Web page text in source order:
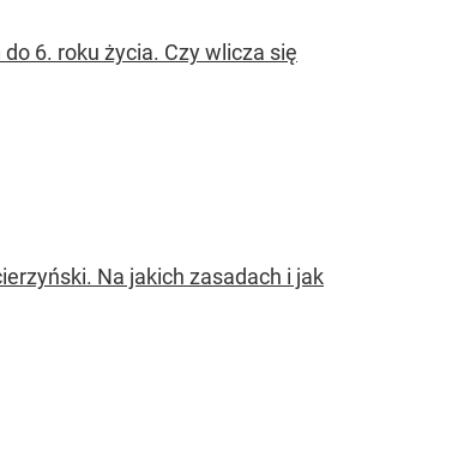
6. roku życia. Czy wlicza się
Na jakich zasadach i jak